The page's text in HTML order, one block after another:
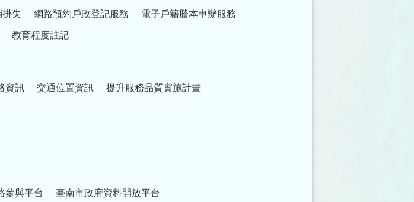
掛失 網路預約戶政登記服務 電子戶籍謄本申辦服務
教育程度註記
資訊 交通位置資訊 提升服務品質實施計畫
參與平台 臺南市政府資料開放平台